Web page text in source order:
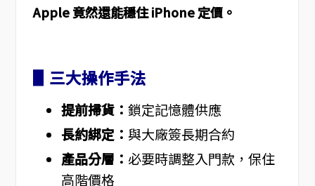
Apple 竟然還能穩住 iPhone 定價。
▋三大操作手法
提前掃貨： 鎖定記憶體供應
長約綁定： 與大廠簽長期合約
產品分層： 必要時調整入門款，保住
高階價格